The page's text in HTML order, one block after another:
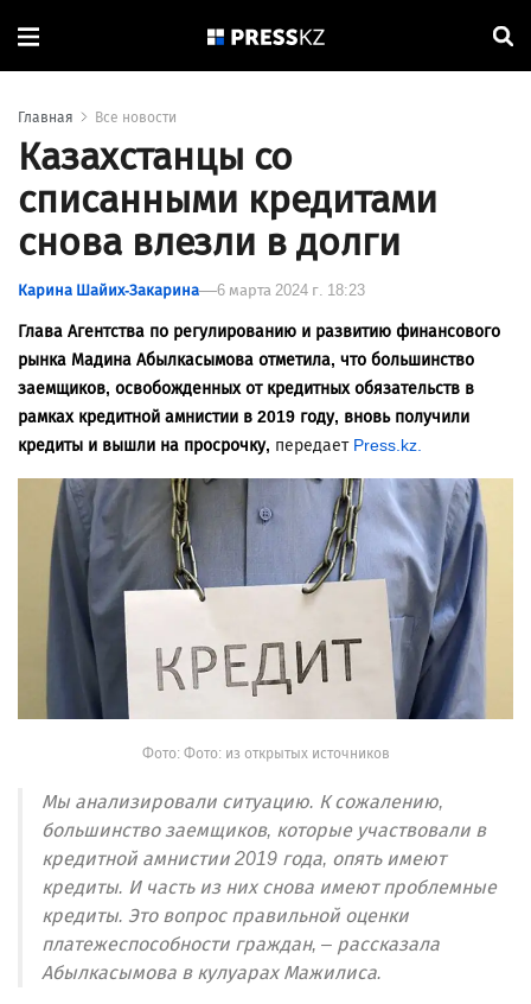
Главная Все новости
Казахстанцы со
списанными кредитами
снова влезли в долги
Карина Шайих-Закарина 6 марта 2024 г. 18:23
Глава Агентства по регулированию и развитию финансового
рынка Мадина Абылкасымова отметила, что большинство
заемщиков, освобожденных от кредитных обязательств в
рамках кредитной амнистии в 2019 году, вновь получили
кредиты и вышли на просрочку, передает Press.kz.
Фото: Фото: из открытых источников
Мы анализировали ситуацию. К сожалению,
большинство заемщиков, которые участвовали в
кредитной амнистии 2019 года, опять имеют
кредиты. И часть из них снова имеют проблемные
кредиты. Это вопрос правильной оценки
платежеспособности граждан, – рассказала
Абылкасымова в кулуарах Мажилиса.